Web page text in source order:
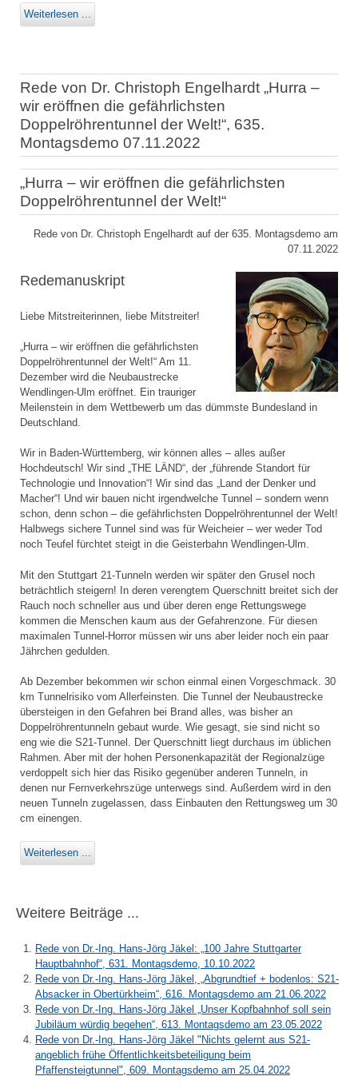
Weiterlesen ...
Rede von Dr. Christoph Engelhardt „Hurra –
wir eröffnen die gefährlichsten
Doppelröhrentunnel der Welt!“, 635.
Montagsdemo 07.11.2022
„Hurra – wir eröffnen die gefährlichsten
Doppelröhrentunnel der Welt!“
Rede von Dr. Christoph Engelhardt auf der 635. Montagsdemo am
07.11.2022
Redemanuskript
Liebe Mitstreiterinnen, liebe Mitstreiter!
„Hurra – wir eröffnen die gefährlichsten
Doppelröhrentunnel der Welt!“ Am 11.
Dezember wird die Neubaustrecke
Wendlingen-Ulm eröffnet. Ein trauriger
Meilenstein in dem Wettbewerb um das dümmste Bundesland in
Deutschland.
Wir in Baden-Württemberg, wir können alles – alles außer
Hochdeutsch! Wir sind „THE LÄND“, der „führende Standort für
Technologie und Innovation“! Wir sind das „Land der Denker und
Macher“! Und wir bauen nicht irgendwelche Tunnel – sondern wenn
schon, denn schon – die gefährlichsten Doppelröhrentunnel der Welt!
Halbwegs sichere Tunnel sind was für Weicheier – wer weder Tod
noch Teufel fürchtet steigt in die Geisterbahn Wendlingen-Ulm.
Mit den Stuttgart 21-Tunneln werden wir später den Grusel noch
beträchtlich steigern! In deren verengtem Querschnitt breitet sich der
Rauch noch schneller aus und über deren enge Rettungswege
kommen die Menschen kaum aus der Gefahrenzone. Für diesen
maximalen Tunnel-Horror müssen wir uns aber leider noch ein paar
Jährchen gedulden.
Ab Dezember bekommen wir schon einmal einen Vorgeschmack. 30
km Tunnelrisiko vom Allerfeinsten. Die Tunnel der Neubaustrecke
übersteigen in den Gefahren bei Brand alles, was bisher an
Doppelröhrentunneln gebaut wurde. Wie gesagt, sie sind nicht so
eng wie die S21-Tunnel. Der Querschnitt liegt durchaus im üblichen
Rahmen. Aber mit der hohen Personenkapazität der Regionalzüge
verdoppelt sich hier das Risiko gegenüber anderen Tunneln, in
denen nur Fernverkehrszüge unterwegs sind. Außerdem wird in den
neuen Tunneln zugelassen, dass Einbauten den Rettungsweg um 30
cm einengen.
Weiterlesen ...
Weitere Beiträge ...
Rede von Dr.-Ing. Hans-Jörg Jäkel: „100 Jahre Stuttgarter
Hauptbahnhof“, 631. Montagsdemo, 10.10.2022
Rede von Dr.-Ing. Hans-Jörg Jäkel, „Abgrundtief + bodenlos: S21-
Absacker in Obertürkheim“, 616. Montagsdemo am 21.06.2022
Rede von Dr.-Ing. Hans-Jörg Jäkel „Unser Kopfbahnhof soll sein
Jubiläum würdig begehen“, 613. Montagsdemo am 23.05.2022
Rede von Dr.-Ing. Hans-Jörg Jäkel "Nichts gelernt aus S21-
angeblich frühe Öffentlichkeitsbeteiligung beim
Pfaffensteigtunnel", 609. Montagsdemo am 25.04.2022